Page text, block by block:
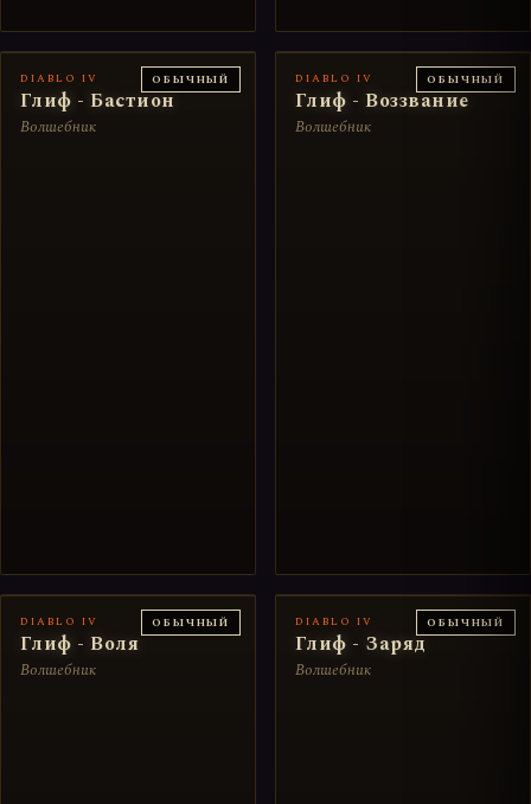
ОБЫЧНЫЙ
DIABLO IV
Глиф - Бастион
Волшебник
ОБЫЧНЫЙ
DIABLO IV
Глиф - Воззвание
Волшебник
ОБЫЧНЫЙ
DIABLO IV
Глиф - Воля
Волшебник
ОБЫЧНЫЙ
DIABLO IV
Глиф - Заряд
Волшебник